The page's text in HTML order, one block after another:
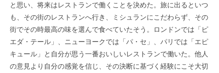
と思い、将来はレストランで働くことを決めた。旅に出るといつ
も、その街のレストランへ行き、ミシュランにこだわらず、その
街でその時最高の味を選んで食べていたそう。ロンドンでは「ピ
エダ・テール」、ニューヨークでは「パ・セ」、パリでは「エピ
キュール」と自分が思う一番おいしいレストランで働いた。他人
の意見より自分の感覚を信じ、その決断に基づく経験にこそ大切